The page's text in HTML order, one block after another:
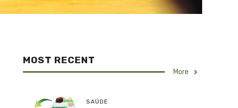
MOST RECENT
More
SAÚDE